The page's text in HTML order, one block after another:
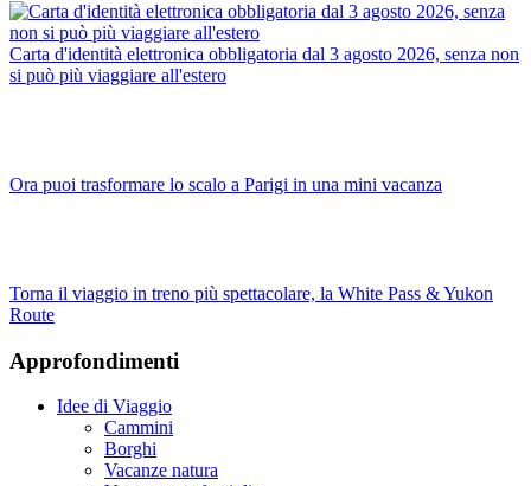
Carta d'identità elettronica obbligatoria dal 3 agosto 2026, senza non
si può più viaggiare all'estero
Ora puoi trasformare lo scalo a Parigi in una mini vacanza
Torna il viaggio in treno più spettacolare, la White Pass & Yukon
Route
Approfondimenti
Idee di Viaggio
Cammini
Borghi
Vacanze natura